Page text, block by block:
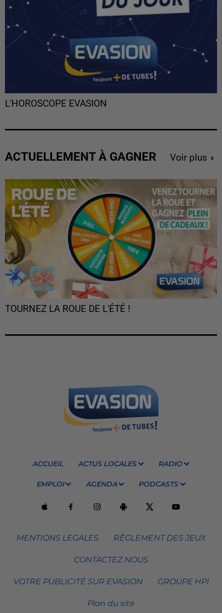
L'HOROSCOPE EVASION
ACTUELLEMENT À GAGNER Voir plus
TOURNEZ LA ROUE DE L'ÉTÉ !
ACCUEIL ACTUS LOCALES RADIO
EMPLOI AGENDA PODCASTS
MENTIONS LEGALES RÈGLEMENT DES JEUX
CONTACTEZ NOUS
VOTRE PUBLICITÉ SUR EVASION GROUPE HPI
Plan du site